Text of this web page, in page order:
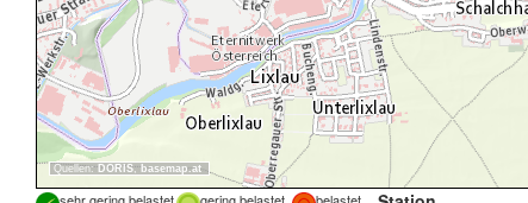
Quellen: DORIS, basemap.at